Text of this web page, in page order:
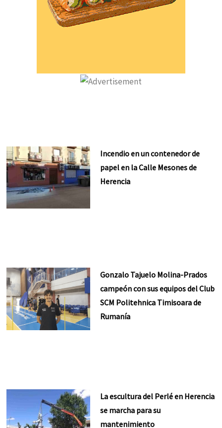
Incendio en un contenedor de
papel en la Calle Mesones de
Herencia
Gonzalo Tajuelo Molina-Prados
campeón con sus equipos del Club
SCM Politehnica Timisoara de
Rumanía
La escultura del Perlé en Herencia
se marcha para su
mantenimiento